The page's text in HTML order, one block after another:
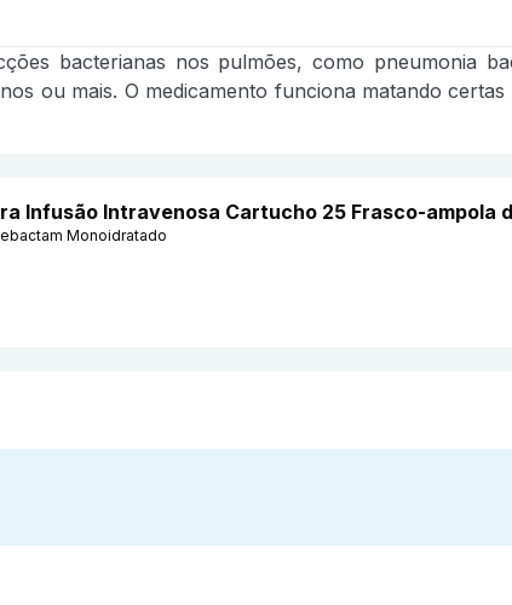
bacterianas nos pulmões, como pneumonia
ou mais. O medicamento funciona matando
Infusão Intravenosa Cartucho 25 Frasco-ampola
Monoidratado